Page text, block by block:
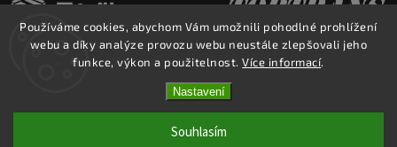
Používáme cookies, abychom Vám umožnili pohodlné prohlížení
webu a díky analýze provozu webu neustále zlepšovali jeho
funkce, výkon a použitelnost.Více informací.
Nastavení
Souhlasím
E-SHOP MILATA. Všechna práva vyhrazena.
Upravit nastavení cookies